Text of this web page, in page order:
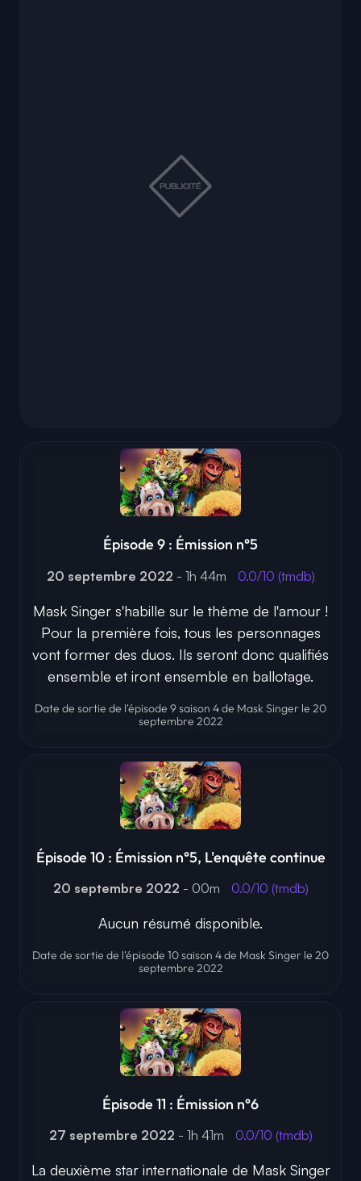
Épisode 9 : Émission n°5
20 septembre 2022 - 1h 44m 0.0/10 (tmdb)
Mask Singer s'habille sur le thème de l'amour !
Pour la première fois, tous les personnages
vont former des duos. Ils seront donc qualifiés
ensemble et iront ensemble en ballotage.
Date de sortie de l'épisode 9 saison 4 de Mask Singer le 20
septembre 2022
Épisode 10 : Émission n°5, L'enquête continue
20 septembre 2022 - 00m 0.0/10 (tmdb)
Aucun résumé disponible.
Date de sortie de l'épisode 10 saison 4 de Mask Singer le 20
septembre 2022
Épisode 11 : Émission n°6
27 septembre 2022 - 1h 41m 0.0/10 (tmdb)
La deuxième star internationale de Mask Singer